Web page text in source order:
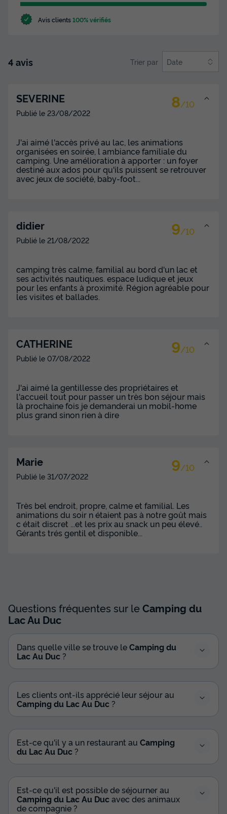
Avis clients100% vérifiés
4 avis Trier par Date
SEVERINE 8/10
Publié le 23/08/2022
J'ai aimé l'accès privé au lac, les animations
organisées en soirée, l ambiance familiale du
camping. Une amélioration à apporter : un foyer
destiné aux ados pour qu'ils puissent se retrouver
avec jeux de société, baby-foot...
didier 9/10
Publié le 21/08/2022
camping très calme, familial au bord d'un lac et
ses activités nautiques. espace ludique et jeux
pour les enfants à proximité. Région agréable pour
les visites et ballades.
CATHERINE 9/10
Publié le 07/08/2022
J'ai aimé la gentillesse des propriétaires et
l'accueil tout pour passer un très bon séjour mais
là prochaine fois je demanderai un mobil-home
plus grand sinon rien à dire
Marie 9/10
Publié le 31/07/2022
Très bel endroit, propre, calme et familial. Les
animations du soir n étaient pas à notre goût mais
c était discret ...et les prix au snack un peu élevé..
Gérants trés gentil et disponible...
Questions fréquentes sur leCamping du
Lac Au Duc
Dans quelle ville se trouve leCamping du
Lac Au Duc ?
Les clients ont-ils apprécié leur séjour au
Camping du Lac Au Duc ?
Est-ce qu'il y a un restaurant au Camping
du Lac Au Duc ?
Est-ce qu'il est possible de séjourner au
Camping du Lac Au Ducavec des animaux
de compagnie ?